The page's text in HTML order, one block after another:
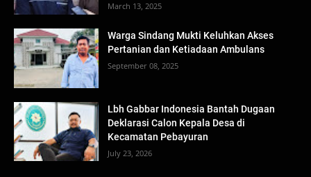
March 13, 2025
Warga Sindang Mukti Keluhkan Akses
Pertanian dan Ketiadaan Ambulans
September 08, 2025
Lbh Gabbar Indonesia Bantah Dugaan
Deklarasi Calon Kepala Desa di
Kecamatan Pebayuran
July 23, 2026